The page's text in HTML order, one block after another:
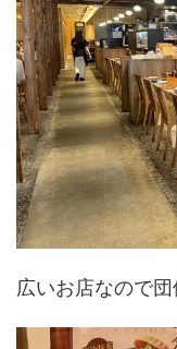
広いお店なので団